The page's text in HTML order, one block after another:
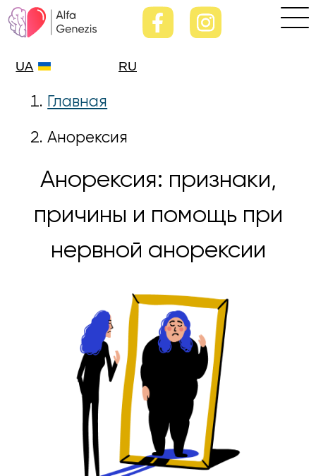
UA RU
Главная
Анорексия
Анорексия: признаки,
причины и помощь при
нервной анорексии